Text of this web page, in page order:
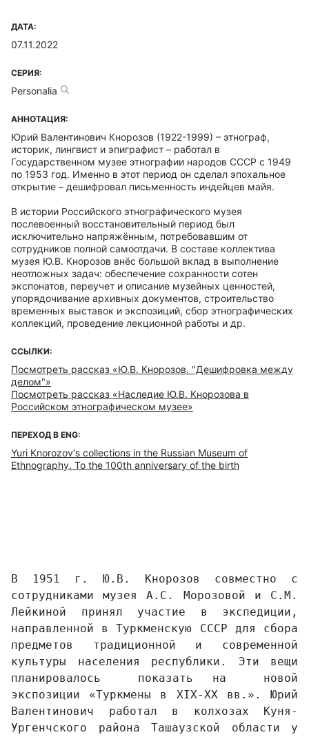
ДАТА:
07.11.2022
СЕРИЯ:
Personalia
АННОТАЦИЯ:
Юрий Валентинович Кнорозов (1922-1999) – этнограф,
историк, лингвист и эпиграфист – работал в
Государственном музее этнографии народов СССР с 1949
по 1953 год. Именно в этот период он сделал эпохальное
открытие – дешифровал письменность индейцев майя.
В истории Российского этнографического музея
послевоенный восстановительный период был
исключительно напряжённым, потребовавшим от
сотрудников полной самоотдачи. В составе коллектива
музея Ю.В. Кнорозов внёс большой вклад в выполнение
неотложных задач: обеспечение сохранности сотен
экспонатов, переучет и описание музейных ценностей,
упорядочивание архивных документов, строительство
временных выставок и экспозиций, сбор этнографических
коллекций, проведение лекционной работы и др.
ССЫЛКИ:
Посмотреть рассказ «Ю.В. Кнорозов. "Дешифровка между
делом"»
Посмотреть рассказ «Наследие Ю.В. Кнорозова в
Российском этнографическом музее»
ПЕРЕХОД В ENG:
Yuri Knorozov's collections in the Russian Museum of
Ethnography. To the 100th anniversary of the birth
В 1951 г. Ю.В. Кнорозов совместно с
сотрудниками музея А.С. Морозовой и С.М.
Лейкиной принял участие в экспедиции,
направленной в Туркменскую СССР для сбора
предметов традиционной и современной
культуры населения республики. Эти вещи
планировалось  показать на  новой
экспозиции «Туркмены в XIX-XX вв.». Юрий
Валентинович работал в колхозах Куня-
Ургенчского района Ташаузской области у